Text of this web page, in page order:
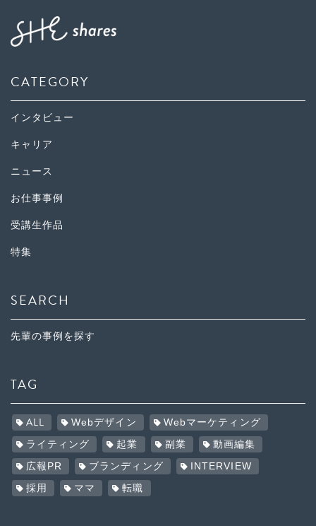
CATEGORY
インタビュー
キャリア
ニュース
お仕事事例
受講生作品
特集
SEARCH
先輩の事例を探す
TAG
ALL Webデザイン Webマーケティング
ライティング 起業 副業 動画編集
広報PR ブランディング INTERVIEW
採用 ママ 転職